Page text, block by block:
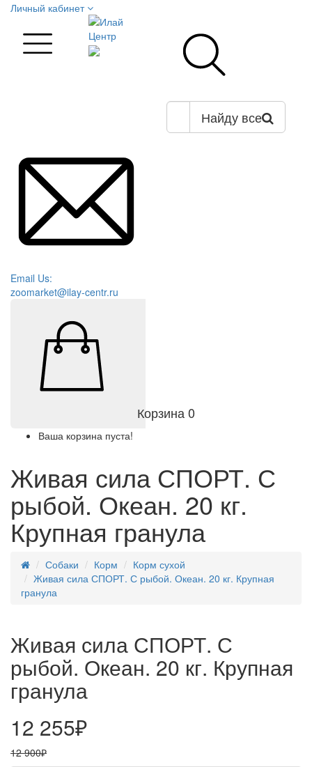
Личный кабинет
Найду все
Email Us:
zoomarket@ilay-centr.ru
Корзина0
Ваша корзина пуста!
Живая сила СПОРТ. С
рыбой. Океан. 20 кг.
Крупная гранула
Собаки Корм
Корм сухой
Живая сила СПОРТ. С рыбой. Океан. 20 кг. Крупная
гранула
Живая сила СПОРТ. С
рыбой. Океан. 20 кг. Крупная
гранула
12 255₽
12 900₽